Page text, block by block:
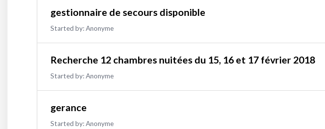
gestionnaire de secours disponible
Started by:Anonyme
Recherche 12 chambres nuitées du 15, 16 et 17 février 2018
Started by:Anonyme
gerance
Started by:Anonyme